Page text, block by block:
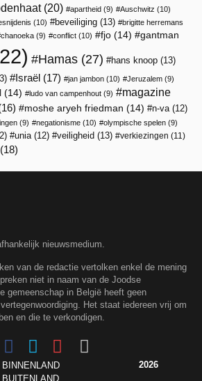
(20) apartheid (9) Auschwitz (10)
(10) beveiliging (13)
brigitte herremans
chanoeka (9) conflict (10) fjo (14) gantman
Hamas (27) hans knoop (13)
Israël (17) jan jambon (10) Jeruzalem (9)
(14) ludo van campenhout (9)
magazine
moshe aryeh friedman (14) n-va (12)
(9) negationisme (10) olympische spelen (9)
unia (12) veiligheid (13) verkiezingen (11)
(18)
nieuwsmedium.
van de redactie vertolken enkel de mening
niet in naam van de Joodse
gemeenschap in België heeft geen
Het staat iedereen vrij om
en die te verkondigen.
BINNENLAND
BUITENLAND
2026